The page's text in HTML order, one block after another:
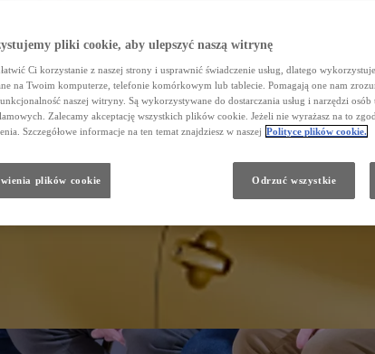
pliki cookie, aby ulepszyć naszą witrynę
Ci korzystanie z naszej strony i usprawnić świadczenie usług, dlatego
na Twoim komputerze, telefonie komórkowym lub tablecie. Pomagają one nam
naszej witryny. Są wykorzystywane do dostarczania usług i narzędzi osób
Zalecamy akceptację wszystkich plików cookie. Jeżeli nie wyrażasz na to
Szczegółowe informacje na ten temat znajdziesz w naszej Polityce plików cookie.
plików cookie Odrzuć wszystkie